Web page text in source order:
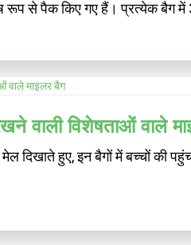
रूप से पैक किए गए हैं। प्रत्येक बैग
वाली विशेषताओं वाले
दिखाते हुए, इन बैगों में बच्चों की